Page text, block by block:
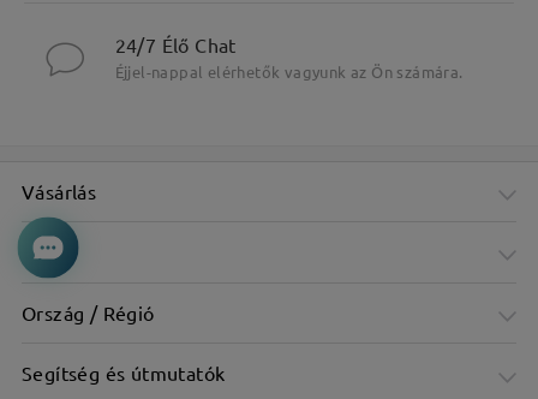
24/7 Élő Chat
Éjjel-nappal elérhetők vagyunk az Ön számára.
Vásárlás
Cég
Ország / Régió
Segítség és útmutatók